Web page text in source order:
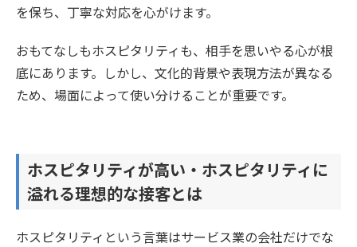
を保ち、丁寧な対応を心がけます。
おもてなしもホスピタリティも、相手を思いやる心が根
底にあります。しかし、文化的背景や表現方法が異なる
ため、場面によって使い分けることが重要です。
ホスピタリティが高い・ホスピタリティに
溢れる理想的な接客とは
ホスピタリティという言葉はサービス業の会社だけでな